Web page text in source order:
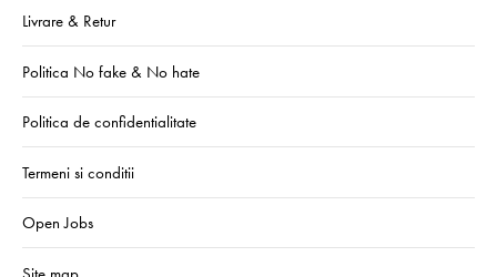
Livrare & Retur
Politica No fake & No hate
Politica de confidentialitate
Termeni si conditii
Open Jobs